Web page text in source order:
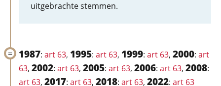
uitgebrachte stemmen.
1987: art 63, 1995: art 63, 1999: art 63, 2000: art
63, 2002: art 63, 2005: art 63, 2006: art 63, 2008:
art 63, 2017: art 63, 2018: art 63, 2022: art 63